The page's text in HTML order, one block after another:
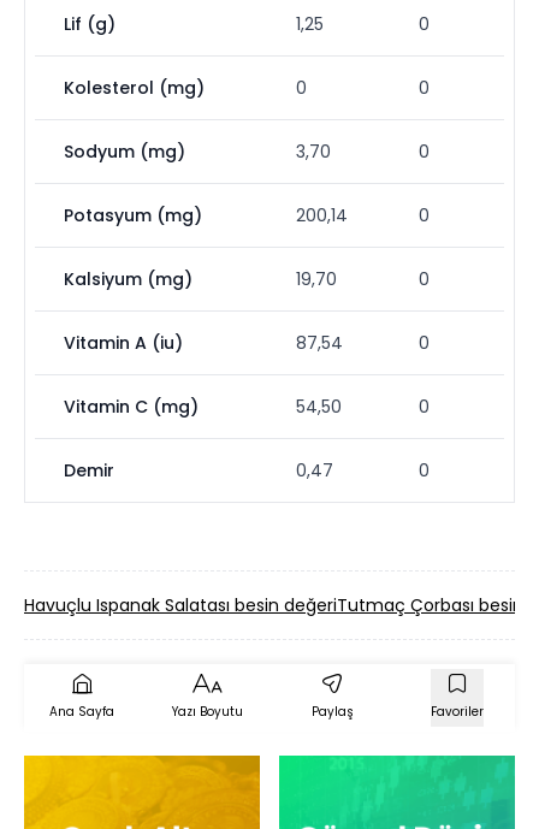
Lif (g) 1,25 0
Kolesterol (mg) 0 0
Sodyum (mg) 3,70 0
Potasyum (mg) 200,14 0
Kalsiyum (mg) 19,70 0
Vitamin A (iu) 87,54 0
Vitamin C (mg) 54,50 0
Demir 0,47 0
Havuçlu Ispanak Salatası besin değeriTutmaç Çorbası besin
Ana Sayfa Yazı Boyutu Paylaş Favoriler